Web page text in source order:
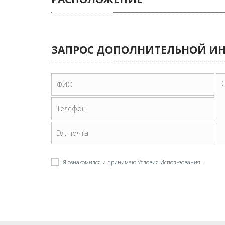
ЗАПРОС ДОПОЛНИТЕЛЬНОЙ
Я ознакомился и принимаю Условия Использования.